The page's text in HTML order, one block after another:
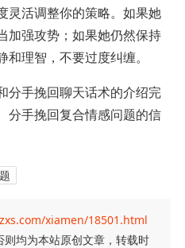
灵活调整你的策略。如果她
加强攻势；如果她仍然保持
理智，不要过度纠缠。
分手挽回聊天话术的介绍完
分手挽回复合情感问题的信
xiamen/18501.html
则均为本站原创文章，转载时